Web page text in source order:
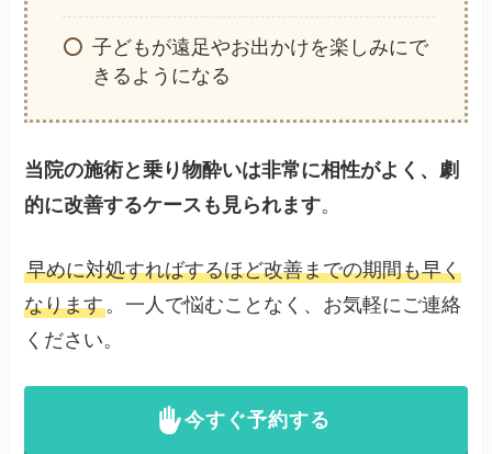
子どもが遠足やお出かけを楽しみにで
きるようになる
当院の施術と乗り物酔いは非常に相性がよく、劇
的に改善するケースも見られます。
早めに対処すればするほど改善までの期間も早く
なります。一人で悩むことなく、お気軽にご連絡
ください。
今すぐ予約する